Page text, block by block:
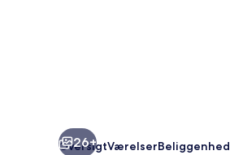
26+
OversigtVærelserBeliggenhed